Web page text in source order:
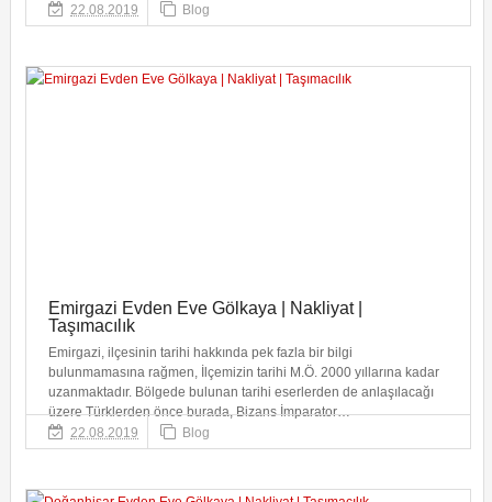
22.08.2019
Blog
Emirgazi Evden Eve Gölkaya | Nakliyat |
Taşımacılık
Emirgazi, ilçesinin tarihi hakkında pek fazla bir bilgi
bulunmamasına rağmen, İlçemizin tarihi M.Ö. 2000 yıllarına kadar
uzanmaktadır. Bölgede bulunan tarihi eserlerden de anlaşılacağı
üzere Türklerden önce burada, Bizans İmparator…
22.08.2019
Blog